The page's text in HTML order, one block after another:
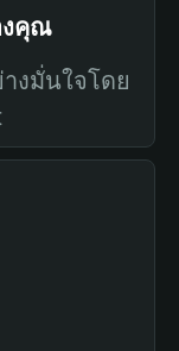
งคุณ
งมั่นใจโดย